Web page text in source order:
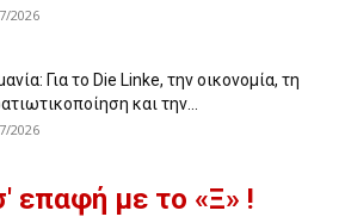
2026
Για το Die Linke, την οικονομία, τη
και την...
2026
επαφή με το «Ξ» !